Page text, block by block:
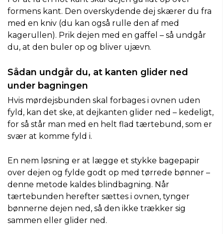
formens kant. Den overskydende dej skærer du fra
med en kniv (du kan også rulle den af med
kagerullen). Prik dejen med en gaffel – så undgår
du, at den buler op og bliver ujævn.
Sådan undgår du, at kanten glider ned
under bagningen
Hvis mørdejsbunden skal forbages i ovnen uden
fyld, kan det ske, at dejkanten glider ned – kedeligt,
for så står man med en helt flad tærtebund, som er
svær at komme fyld i.
En nem løsning er at lægge et stykke bagepapir
over dejen og fylde godt op med tørrede bønner –
denne metode kaldes blindbagning. Når
tærtebunden herefter sættes i ovnen, tynger
bønnerne dejen ned, så den ikke trækker sig
sammen eller glider ned.